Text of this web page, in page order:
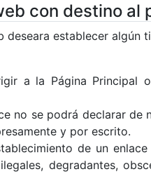
con destino
deseara establecer
a la Página
no se podrá declarar
y por escrito.
de un
degradantes,